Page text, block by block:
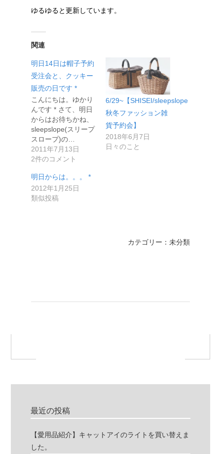
ゆるゆると更新しています。
関連
明日14日は帽子予約
受注会と、クッキー
販売の日です *
こんにちは。ゆかり
んです * さて、明日
からはお待ちかね、
sleepslope(スリープ
スロープ)の…
2011年7月13日
2件のコメント
6/29~【SHISEI/sleepslope
秋冬ファッション雑
貨予約会】
2018年6月7日
日々のこと
明日からは。。。 *
2012年1月25日
類似投稿
カテゴリー：未分類
最近の投稿
【愛用品紹介】キャットアイのライトを買い替えま
した。